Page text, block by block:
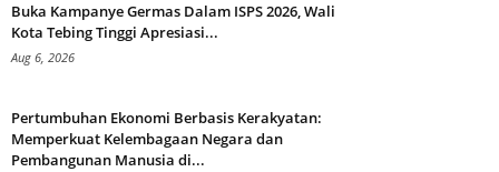
Buka Kampanye Germas Dalam ISPS 2026, Wali
Kota Tebing Tinggi Apresiasi...
Aug 6, 2026
Pertumbuhan Ekonomi Berbasis Kerakyatan:
Memperkuat Kelembagaan Negara dan
Pembangunan Manusia di...